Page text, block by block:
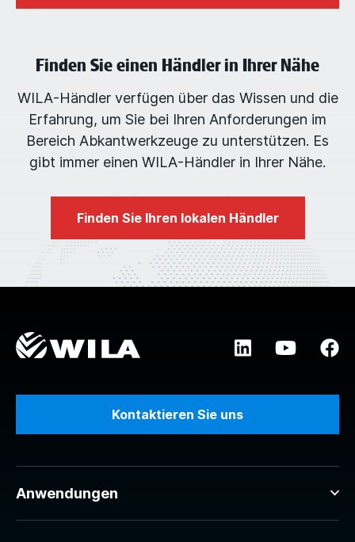
Finden Sie einen Händler in Ihrer Nähe
WILA-Händler verfügen über das Wissen und die
Erfahrung, um Sie bei Ihren Anforderungen im
Bereich Abkantwerkzeuge zu unterstützen. Es
gibt immer einen WILA-Händler in Ihrer Nähe.
Finden Sie Ihren lokalen Händler
Kontaktieren Sie uns
Anwendungen